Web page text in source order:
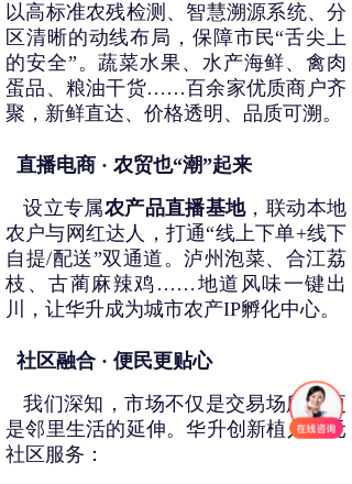
以高标准农残检测、智慧溯源系统、分
区清晰的动线布局，保障市民“舌尖上
的安全”。蔬菜水果、水产海鲜、禽肉
蛋品、粮油干货……百余家优质商户齐
聚，新鲜直达、价格透明、品质可溯。
直播电商 · 农贸也“潮”起来
设立专属农产品直播基地，联动本地
农户与网红达人，打通“线上下单+线下
自提/配送”双通道。泸州泡菜、合江荔
枝、古蔺麻辣鸡……地道风味一键出
川，让华升成为城市农产IP孵化中心。
社区融合 · 便民更贴心
是邻里生活的延伸。华升创新植入多元
社区服务：